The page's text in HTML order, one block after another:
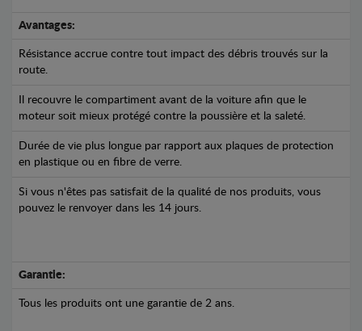
Avantages:
Résistance accrue contre tout impact des débris trouvés sur la
route.
Il recouvre le compartiment avant de la voiture afin que le
moteur soit mieux protégé contre la poussière et la saleté.
Durée de vie plus longue par rapport aux plaques de protection
en plastique ou en fibre de verre.
Si vous n'êtes pas satisfait de la qualité de nos produits, vous
pouvez le renvoyer dans les 14 jours.
Garantie:
Tous les produits ont une garantie de 2 ans.